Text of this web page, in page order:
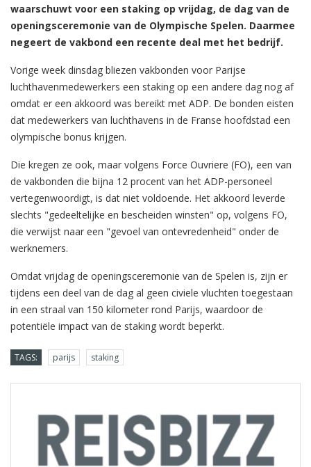
waarschuwt voor een staking op vrijdag, de dag van de
openingsceremonie van de Olympische Spelen. Daarmee
negeert de vakbond een recente deal met het bedrijf.
Vorige week dinsdag bliezen vakbonden voor Parijse
luchthavenmedewerkers een staking op een andere dag nog af
omdat er een akkoord was bereikt met ADP. De bonden eisten
dat medewerkers van luchthavens in de Franse hoofdstad een
olympische bonus krijgen.
Die kregen ze ook, maar volgens Force Ouvriere (FO), een van
de vakbonden die bijna 12 procent van het ADP-personeel
vertegenwoordigt, is dat niet voldoende. Het akkoord leverde
slechts "gedeeltelijke en bescheiden winsten" op, volgens FO,
die verwijst naar een "gevoel van ontevredenheid" onder de
werknemers.
Omdat vrijdag de openingsceremonie van de Spelen is, zijn er
tijdens een deel van de dag al geen civiele vluchten toegestaan
in een straal van 150 kilometer rond Parijs, waardoor de
potentiële impact van de staking wordt beperkt.
TAGS: parijs staking